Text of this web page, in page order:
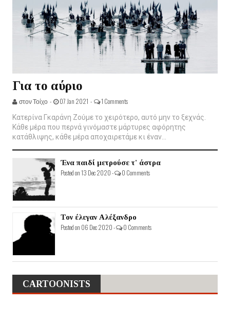
Για το αύριο
στον Τοίχο - 07 Jan 2021 - 1 Comments
Κατερίνα Γκαράνη Ζούμε το χειρότερο, αυτό μην το ξεχνάς.
Κάθε μέρα που περνά γινόμαστε μάρτυρες αφόρητης
κατάθλιψης, κάθε μέρα αποχαιρετάμε κι έναν...
Ένα παιδί μετρούσε τ' άστρα
Posted on 13 Dec 2020 - 0 Comments
Τον έλεγαν Αλέξανδρο
Posted on 06 Dec 2020 - 0 Comments
CARTOONISTS